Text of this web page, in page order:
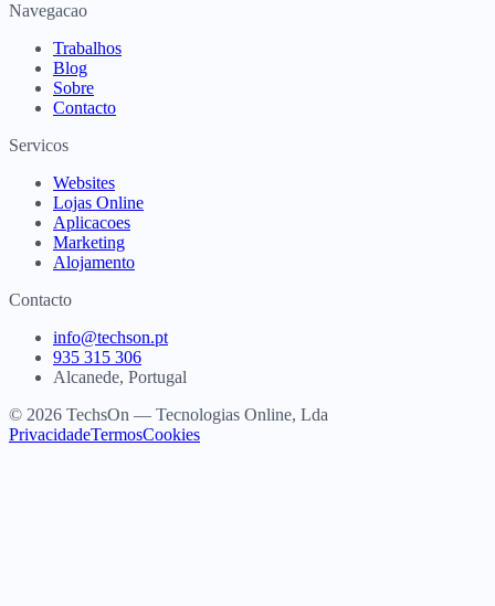
Navegacao
Trabalhos
Blog
Sobre
Contacto
Servicos
Websites
Lojas Online
Aplicacoes
Marketing
Alojamento
Contacto
info@techson.pt
935 315 306
Alcanede, Portugal
© 2026 TechsOn — Tecnologias Online, Lda
PrivacidadeTermosCookies